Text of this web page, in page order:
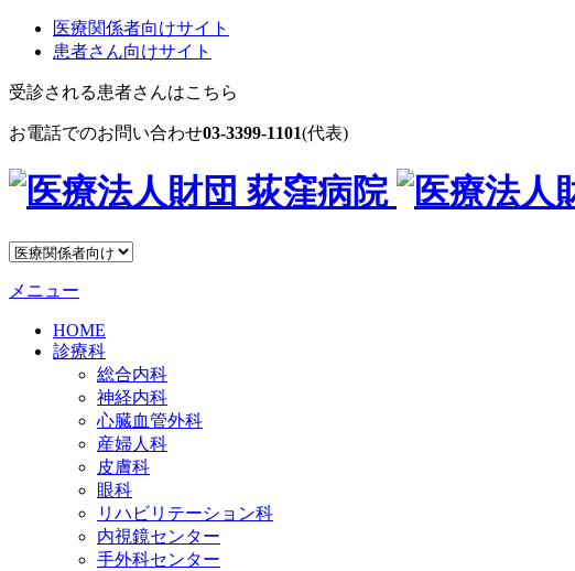
医療関係者向けサイト
患者さん向けサイト
受診される患者さんはこちら
お電話でのお問い合わせ03-3399-1101(代表)
メニュー
HOME
診療科
総合内科
神経内科
心臓血管外科
産婦人科
皮膚科
眼科
リハビリテーション科
内視鏡センター
手外科センター